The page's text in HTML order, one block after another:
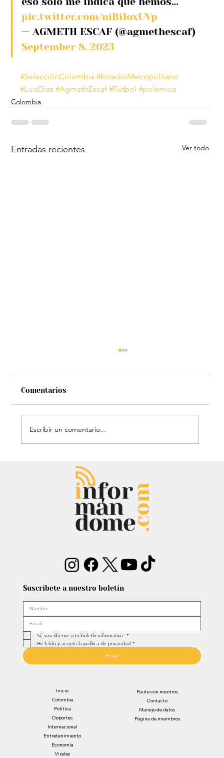
pic.twitter.com/niBi1oxUVp
— AGMETH ESCAF (@agmethescaf)
September 8, 2023
#SelecciónColombia #EstadioMetropolitano
#LuisDíaz #AgmethEscaf #Fútbol #polémica
Colombia
Entradas recientes Ver todo
Estatua de John Lennon, que era de
Carlos Lehder, regresó al Quindío y
reabrió debate sobre memoria y
narcotráfico
Comentarios
Escribir un comentario...
Suscríbete a nuestro boletín
Sí, suscríbeme a tu boletín informativo. *
He leído y acepto la política de privacidad *
Enviar
Inicio
Colombia
Política
Deportes
Internacional
Entretenimiento
Economía
Virales
Paute con nosotros
Contacto
Manejo de datos
Página de miembros